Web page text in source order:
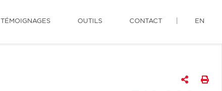
TÉMOIGNAGES OUTILS CONTACT EN